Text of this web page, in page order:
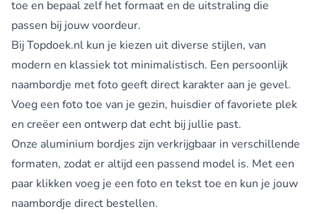
toe en bepaal zelf het formaat en de uitstraling die
passen bij jouw voordeur.
Bij Topdoek.nl kun je kiezen uit diverse stijlen, van
modern en klassiek tot minimalistisch. Een persoonlijk
naambordje met foto geeft direct karakter aan je gevel.
Voeg een foto toe van je gezin, huisdier of favoriete plek
en creëer een ontwerp dat echt bij jullie past.
Onze aluminium bordjes zijn verkrijgbaar in verschillende
formaten, zodat er altijd een passend model is. Met een
paar klikken voeg je een foto en tekst toe en kun je jouw
naambordje direct bestellen.